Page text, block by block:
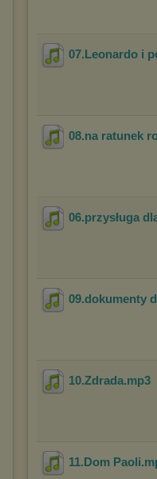
07.Leonardo i
08.na ratunek
06.przysługa
09.dokumenty
10.Zdrada.mp3
11.Dom Paoli